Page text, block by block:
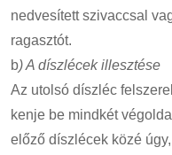
nedvesített szivaccsal
ragasztót.
b) A díszlécek illesztése
Az utolsó díszléc
kenje be mindkét
előző díszlécek közé